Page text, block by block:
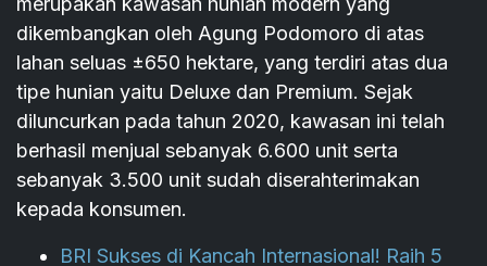
dikembangkan oleh Agung Podomoro di atas
lahan seluas ±650 hektare, yang terdiri atas dua
tipe hunian yaitu Deluxe dan Premium. Sejak
diluncurkan pada tahun 2020, kawasan ini telah
berhasil menjual sebanyak 6.600 unit serta
sebanyak 3.500 unit sudah diserahterimakan
kepada konsumen.
BRI Sukses di Kancah Internasional! Raih 5